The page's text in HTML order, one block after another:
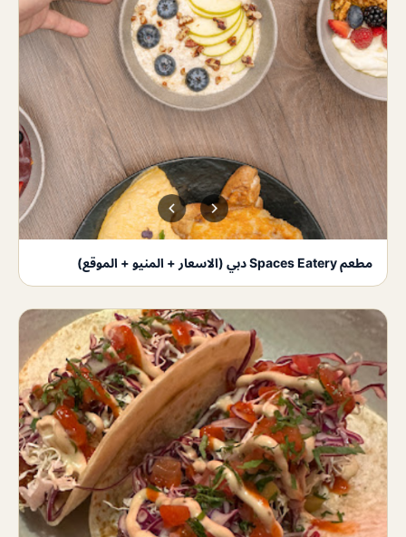
مطعم Spaces Eatery دبي (الاسعار + المنيو + الموقع)